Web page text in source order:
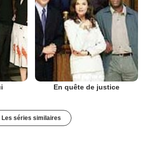
En quête de justice
Les séries similaires